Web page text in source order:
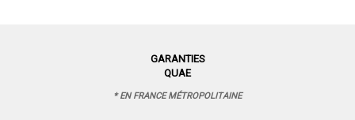
GARANTIES
QUAE
* EN FRANCE MÉTROPOLITAINE